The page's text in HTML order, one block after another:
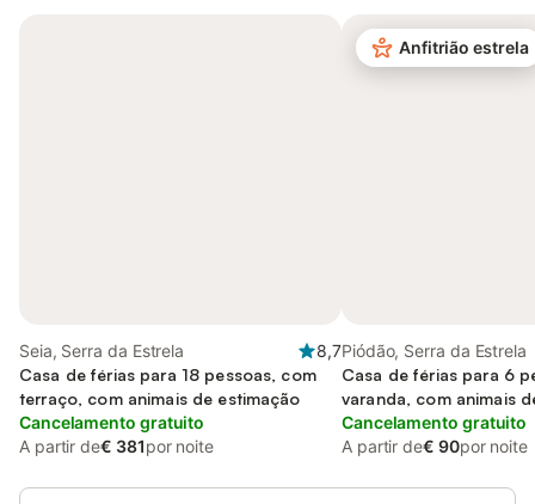
Seia, Serra da Estrela
8,7
Casa de férias para 18 pessoas, com
terraço, com animais de estimação
Cancelamento gratuito
A partir de€ 381por noite
Anfitrião estrela
Piódão, Serra da Estrela
Casa de férias para 6
varanda, com animais
Cancelamento gratuito
A partir de€ 90por noite